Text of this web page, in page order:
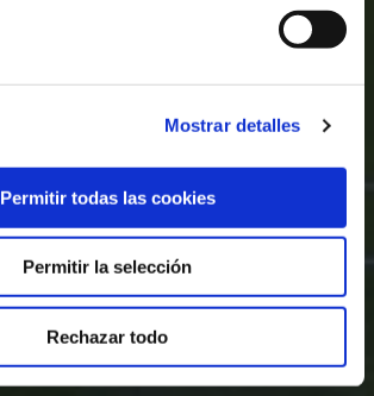
Mostrar detalles
Permitir todas las cookies
Permitir la selección
Rechazar todo